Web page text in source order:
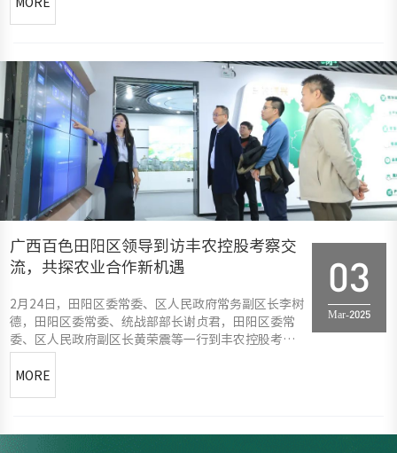
广西百色田阳区领导到访丰农控股考察交
流，共探农业合作新机遇
2月24日，田阳区委常委、区人民政府常务副区长李树
德，田阳区委常委、统战部部长谢贞君，田阳区委常
委、区人民政府副区长黄荣震等一行到丰农控股考察
交流。丰农控股创始合伙人范恒硕、丰农控股广西总
经理陈洁、乡村振兴事业部总经理周婷，丰农控股广
MORE
03
Mar-2025